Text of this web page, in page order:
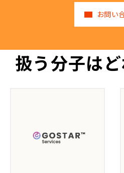
お問い
扱う分子は